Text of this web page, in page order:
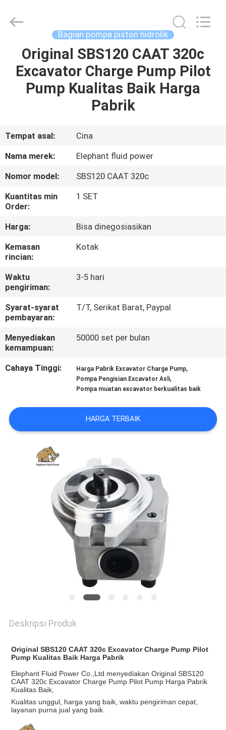
RUMAH
PRODUK
KAMI
PABRIK
KUALITAS
KAMI
BERITA
KASUS
PRIVACY
POLICY
Power
Co.,Ltd.
Bagian pompa piston hidrolik
Original SBS120 CAAT 320c
Excavator Charge Pump Pilot
Pump Kualitas Baik Harga
Pabrik
Tempat asal:
Cina
Nama merek:
Elephant fluid power
Nomor model:
SBS120 CAAT 320c
Kuantitas min
Order:
1 SET
Harga:
Bisa dinegosiasikan
Kemasan
rincian:
Kotak
Waktu
pengiriman:
3-5 hari
Syarat-syarat
pembayaran:
T/T, Serikat Barat, Paypal
Menyediakan
kemampuan:
50000 set per bulan
Cahaya Tinggi: Harga Pabrik Excavator Charge Pump,
Pompa Pengisian Excavator Asli,
Pompa muatan excavator berkualitas baik
HARGA TERBAIK
Deskripsi Produk
Original SBS120 CAAT 320c Excavator Charge Pump Pilot
Pump Kualitas Baik Harga Pabrik
Elephant Fluid Power Co.,Ltd menyediakan Original SBS120
CAAT 320c Excavator Charge Pump Pilot Pump Harga Pabrik
Kualitas Baik,
Kualitas unggul, harga yang baik, waktu pengiriman cepat,
layanan purna jual yang baik.